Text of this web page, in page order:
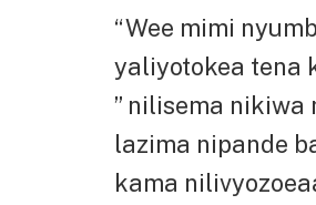
“Wee mimi
yaliyotokea tena
” nilisema
lazima nipande
kama